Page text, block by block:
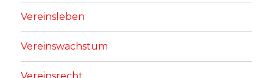
Vereinsleben
Vereinswachstum